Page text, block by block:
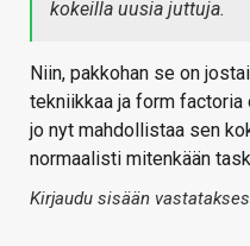
kokeilla uusia juttuja.
Niin, pakkohan se on
tekniikkaa ja form factoria
jo nyt mahdollistaa sen
normaalisti mitenkään
Kirjaudu sisään